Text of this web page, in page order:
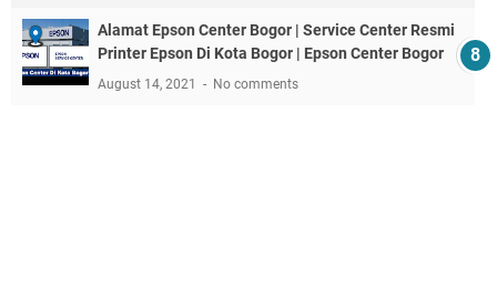
Alamat Epson Center Bogor | Service Center Resmi
Printer Epson Di Kota Bogor | Epson Center Bogor
August 14, 2021 No comments